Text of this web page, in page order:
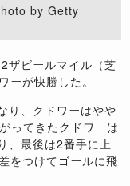
by Getty
ザビールマイル（芝
ーが快勝した。
り、クドワーはやや
ってきたクドワーは
、最後は2番手に上
差をつけてゴールに飛